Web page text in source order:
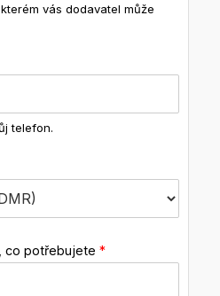
vás dodavatel může
telefon.
co potřebujete *